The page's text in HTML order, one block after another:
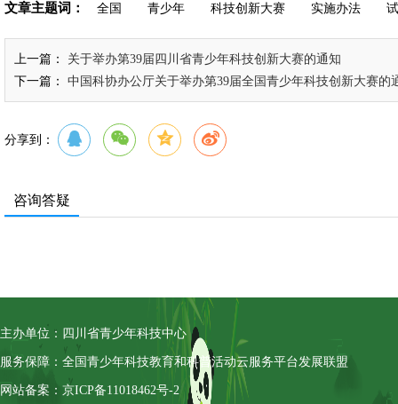
文章主题词： 全国 青少年 科技创新大赛 实施办法
上一篇：
关于举办第39届四川省青少年科技创新大赛的通知
下一篇：
中国科协办公厅关于举办第39届全国青少年科技创新大赛的
分享到：
咨询答疑
主办单位：四川省青少年科技中心
服务保障：全国青少年科技教育和科普活动云服务平台发展联盟
网站备案：京ICP备11018462号-2